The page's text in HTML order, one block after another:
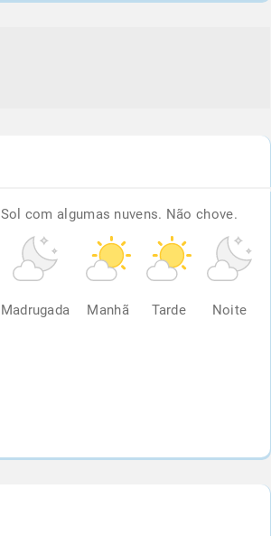
Sol com algumas nuvens. Não chove.
Madrugada Manhã Tarde Noite